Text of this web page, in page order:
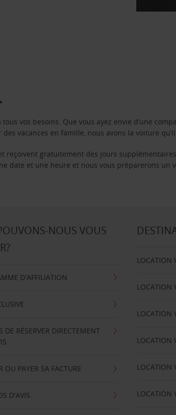
vos besoins. Que vous ayez envie d’une
vacances en famille, nous avons la voiture
reçoivent gratuitement des jours
date et une heure et nous vous préparerons un
NOUS VOUS
D'AFFILIATION
DE RÉSERVER DIRECTEMENT
OU PAYER SA FACTURE
D'AVIS
LOCATION
LOCATION
LOCATION
LOCATION
LOCATION
LOCATION